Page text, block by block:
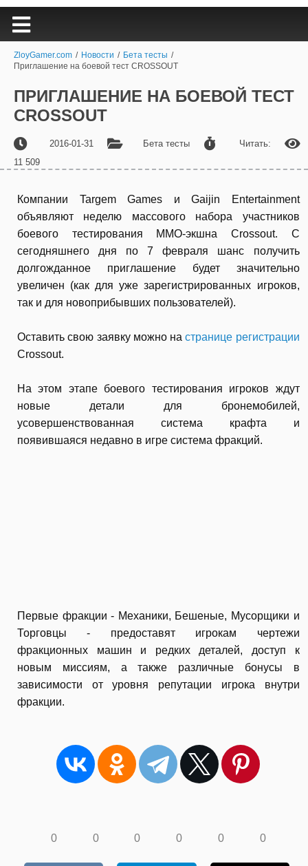
ZloyGamer.com / Новости / Бета тесты /
Приглашение на боевой тест CROSSOUT
ПРИГЛАШЕНИЕ НА БОЕВОЙ ТЕСТ
CROSSOUT
2016-01-31 Бета тесты
Читать:
11 509
Компании Targem Games и Gaijin Entertainment
объявляют неделю массового набора участников
боевого тестирования MMO-экшна Crossout. С
сегодняшнего дня по 7 февраля шанс получить
долгожданное приглашение будет значительно
увеличен (как для уже зарегистрированных игроков,
так и для новоприбывших пользователей).
Оставить свою заявку можно настранице регистрации
Crossout.
На этом этапе боевого тестирования игроков ждут
новые детали для бронемобилей,
усовершенствованная система крафта и
появившаяся недавно в игре система фракций.
Первые фракции - Механики, Бешеные, Мусорщики и
Торговцы - предоставят игрокам чертежи
фракционных машин и редких деталей, доступ к
новым миссиям, а также различные бонусы в
зависимости от уровня репутации игрока внутри
фракции.
0 0 0 0 0 0